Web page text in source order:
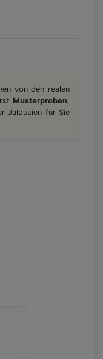
von den realen
Musterproben,
Jalousien für Sie